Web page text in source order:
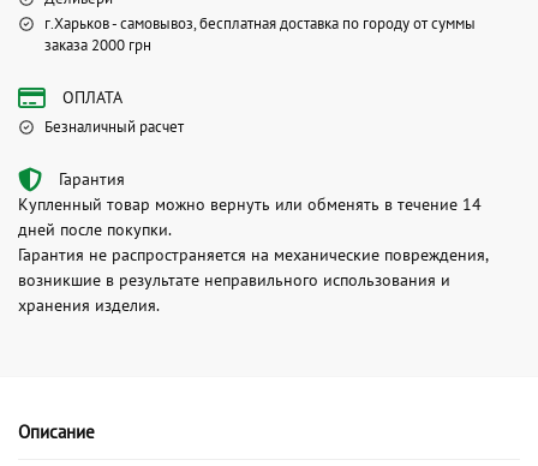
г.Харьков - самовывоз, бесплатная доставка по городу от суммы
заказа 2000 грн
ОПЛАТА
Безналичный расчет
Гарантия
Купленный товар можно вернуть или обменять в течение 14
дней после покупки.
Гарантия не распространяется на механические повреждения,
возникшие в результате неправильного использования и
хранения изделия.
Описание